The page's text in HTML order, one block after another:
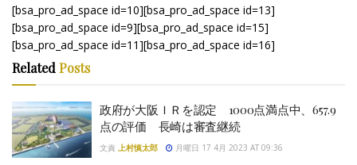
[bsa_pro_ad_space id=10][bsa_pro_ad_space id=13]
[bsa_pro_ad_space id=9][bsa_pro_ad_space id=15]
[bsa_pro_ad_space id=11][bsa_pro_ad_space id=16]
Related Posts
政府が大阪ＩＲを認定 1000点満点中、657.9
点の評価 長崎は審査継続
文責 上村慎太郎 月曜日 17 4月 2023 AT 09:36